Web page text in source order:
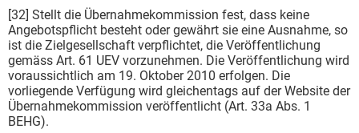
[32] Stellt die Übernahmekommission fest, dass keine
Angebotspflicht besteht oder gewährt sie eine Ausnahme, so
ist die Zielgesellschaft verpflichtet, die Veröffentlichung
gemäss Art. 61 UEV vorzunehmen. Die Veröffentlichung wird
voraussichtlich am 19. Oktober 2010 erfolgen. Die
vorliegende Verfügung wird gleichentags auf der Website der
Übernahmekommission veröffentlicht (Art. 33a Abs. 1
BEHG).